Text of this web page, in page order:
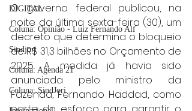
DIGITAL
Coluna: Opinião - Luiz Fernando Alf
Sindjori
Coluna: Agenda 21
Coluna: SindJori
O governo federal publicou, na
noite da última sexta-feira (30), um
decreto que determina o bloqueio
de R$ 31,3 bilhões no Orçamento de
2025. A medida já havia sido
anunciada pelo ministro da
Fazenda, Fernando Haddad, como